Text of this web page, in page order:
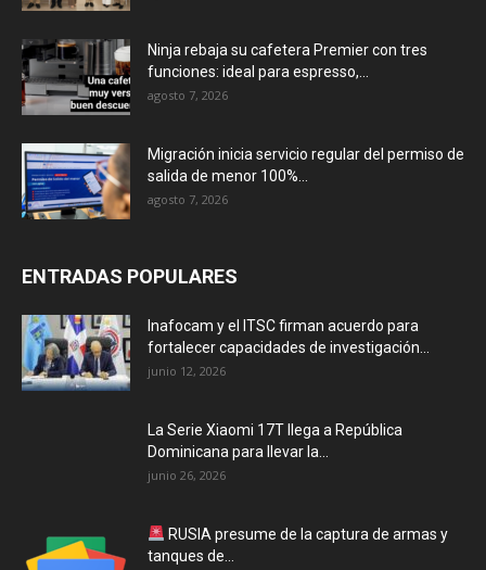
Ninja rebaja su cafetera Premier con tres
funciones: ideal para espresso,...
agosto 7, 2026
Migración inicia servicio regular del permiso de
salida de menor 100%...
agosto 7, 2026
ENTRADAS POPULARES
Inafocam y el ITSC firman acuerdo para
fortalecer capacidades de investigación...
junio 12, 2026
La Serie Xiaomi 17T llega a República
Dominicana para llevar la...
junio 26, 2026
RUSIA presume de la captura de armas y
tanques de...